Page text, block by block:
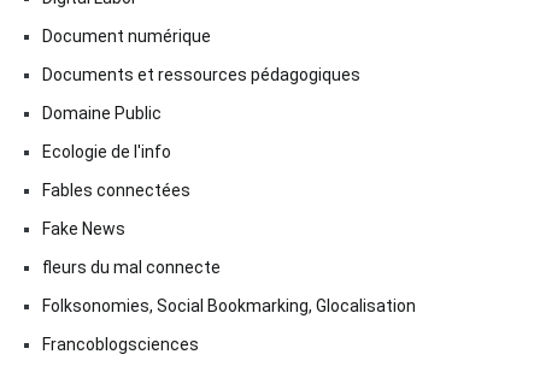
Document numérique
Documents et ressources pédagogiques
Domaine Public
Ecologie de l'info
Fables connectées
Fake News
fleurs du mal connecte
Folksonomies, Social Bookmarking, Glocalisation
Francoblogsciences